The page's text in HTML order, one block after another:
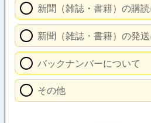
新聞（雑誌・書籍）の購
新聞（雑誌・書籍）の発
バックナンバーについて
その他